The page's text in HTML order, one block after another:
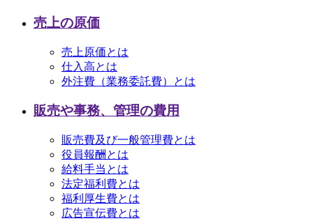
売上の原価
売上原価とは
仕入高とは
外注費（業務委託費）とは
販売や事務、管理の費用
販売費及び一般管理費とは
役員報酬とは
給料手当とは
法定福利費とは
福利厚生費とは
広告宣伝費とは